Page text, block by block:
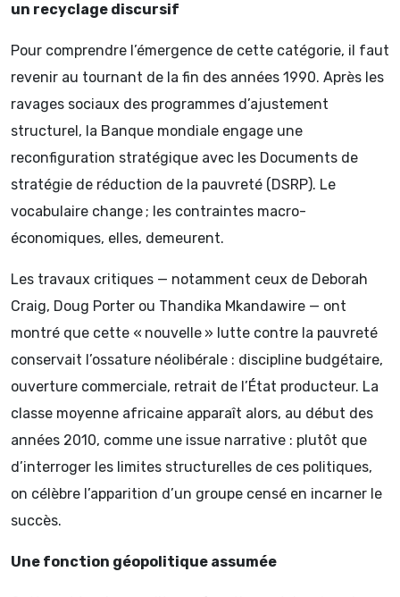
un recyclage discursif
Pour comprendre l’émergence de cette catégorie, il faut
revenir au tournant de la fin des années 1990. Après les
ravages sociaux des programmes d’ajustement
structurel, la Banque mondiale engage une
reconfiguration stratégique avec les Documents de
stratégie de réduction de la pauvreté (DSRP). Le
vocabulaire change ; les contraintes macro-
économiques, elles, demeurent.
Les travaux critiques — notamment ceux de Deborah
Craig, Doug Porter ou Thandika Mkandawire — ont
montré que cette « nouvelle » lutte contre la pauvreté
conservait l’ossature néolibérale : discipline budgétaire,
ouverture commerciale, retrait de l’État producteur. La
classe moyenne africaine apparaît alors, au début des
années 2010, comme une issue narrative : plutôt que
d’interroger les limites structurelles de ces politiques,
on célèbre l’apparition d’un groupe censé en incarner le
succès.
Une fonction géopolitique assumée